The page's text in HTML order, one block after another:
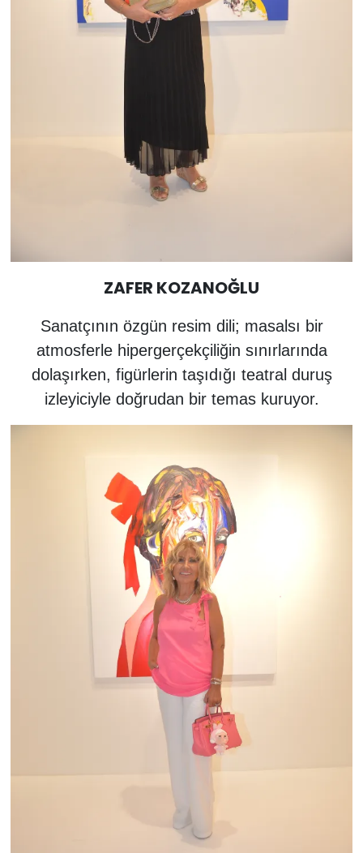
ZAFER KOZANOĞLU
Sanatçının özgün resim dili; masalsı bir
atmosferle hipergerçekçiliğin sınırlarında
dolaşırken, figürlerin taşıdığı teatral duruş
izleyiciyle doğrudan bir temas kuruyor.